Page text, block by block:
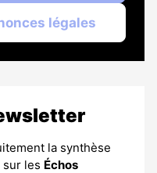
légales
la synthèse
sur les Échos